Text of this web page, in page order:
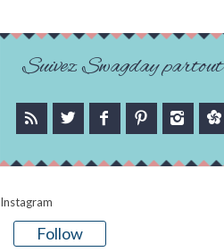
Suivez Swagday partout
Instagram
Follow